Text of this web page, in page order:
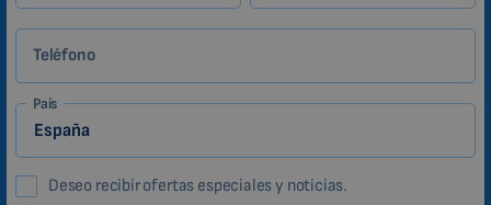
Teléfono
País
Deseo recibir ofertas especiales y noticias.